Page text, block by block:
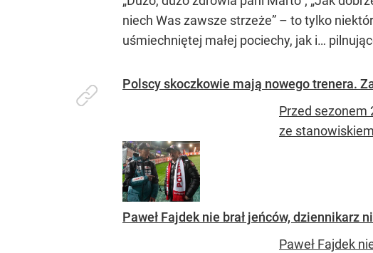
niech Was zawsze strzeże” – to tylko
uśmiechniętej małej pociechy, jak i…
Polscy skoczkowie mają nowego trenera.
Przed sezonem
ze
Paweł Fajdek nie brał jeńców, dziennikarz
Paweł Fajdek